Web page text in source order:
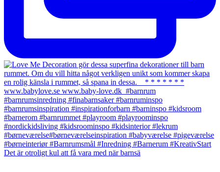
Det är otroligt kul att få vara med när barnsä